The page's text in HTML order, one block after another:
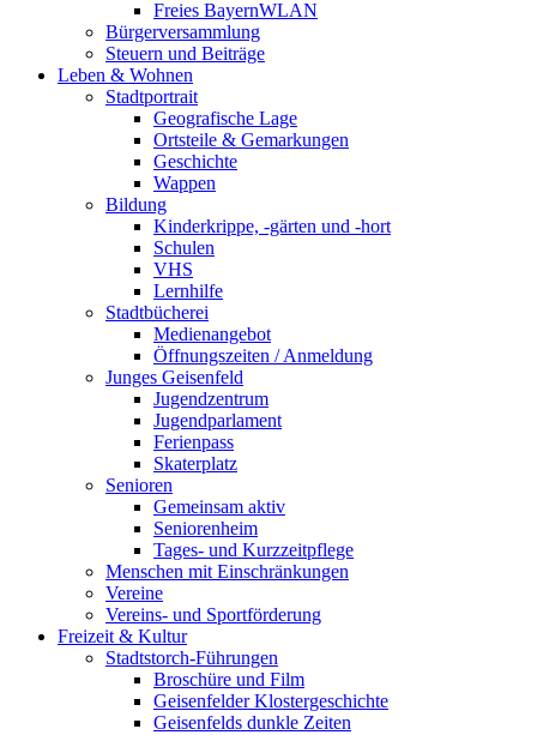
Freies BayernWLAN
Bürgerversammlung
Steuern und Beiträge
Leben & Wohnen
Stadtportrait
Geografische Lage
Ortsteile & Gemarkungen
Geschichte
Wappen
Bildung
Kinderkrippe, -gärten und -hort
Schulen
VHS
Lernhilfe
Stadtbücherei
Medienangebot
Öffnungszeiten / Anmeldung
Junges Geisenfeld
Jugendzentrum
Jugendparlament
Ferienpass
Skaterplatz
Senioren
Gemeinsam aktiv
Seniorenheim
Tages- und Kurzzeitpflege
Menschen mit Einschränkungen
Vereine
Vereins- und Sportförderung
Freizeit & Kultur
Stadtstorch-Führungen
Broschüre und Film
Geisenfelder Klostergeschichte
Geisenfelds dunkle Zeiten